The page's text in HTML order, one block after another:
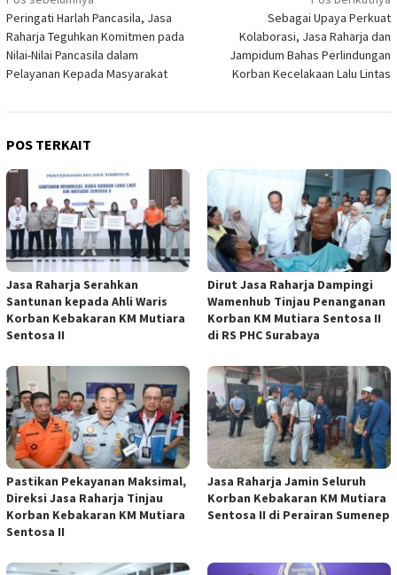
pos
Peringati Harlah Pancasila, Jasa
Raharja Teguhkan Komitmen pada
Nilai-Nilai Pancasila dalam
Pelayanan Kepada Masyarakat
Sebagai Upaya Perkuat
Kolaborasi, Jasa Raharja dan
Jampidum Bahas Perlindungan
Korban Kecelakaan Lalu Lintas
POS TERKAIT
Jasa Raharja Serahkan
Santunan kepada Ahli Waris
Korban Kebakaran KM Mutiara
Sentosa II
Dirut Jasa Raharja Dampingi
Wamenhub Tinjau Penanganan
Korban KM Mutiara Sentosa II
di RS PHC Surabaya
Pastikan Pekayanan Maksimal,
Direksi Jasa Raharja Tinjau
Korban Kebakaran KM Mutiara
Sentosa II
Jasa Raharja Jamin Seluruh
Korban Kebakaran KM Mutiara
Sentosa II di Perairan Sumenep